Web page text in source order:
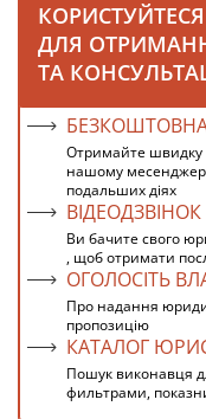
ДЛЯ
ТА
Отримайте швидку
нашому
подальших діях
Ви бачите свого
, щоб отримати
ОГОЛОСІТЬ
Про надання
пропозицію
КАТАЛОГ
Пошук виконавця
фильтрами,